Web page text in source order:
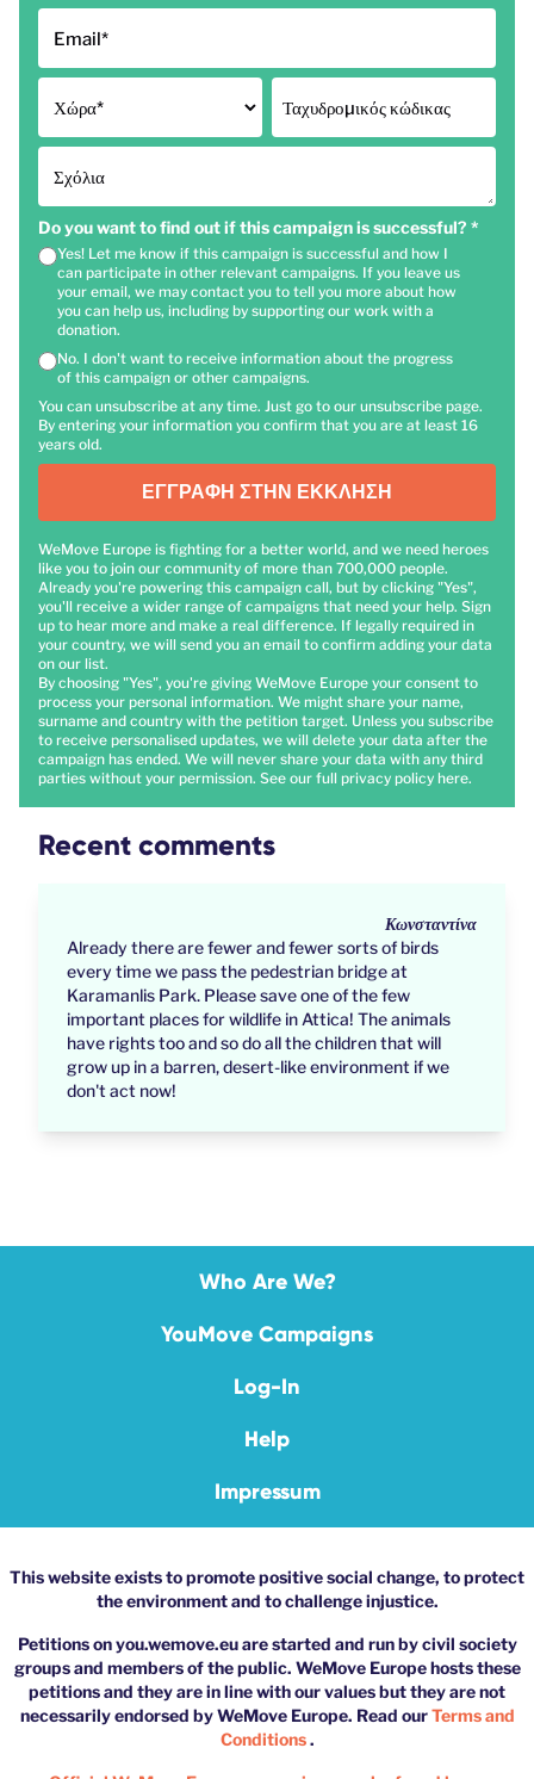
Email*
Χώρα* Ταχυδρομικός κώδικας
Σχόλια
Do you want to find out if this campaign is successful? *
Yes! Let me know if this campaign is successful and how I
can participate in other relevant campaigns. If you leave us
your email, we may contact you to tell you more about how
you can help us, including by supporting our work with a
donation.
No. I don't want to receive information about the progress
of this campaign or other campaigns.
You can unsubscribe at any time. Just go to our unsubscribe page.
By entering your information you confirm that you are at least 16
years old.
ΕΓΓΡΑΦΉ ΣΤΗΝ ΈΚΚΛΗΣΗ
WeMove Europe is fighting for a better world, and we need heroes
like you to join our community of more than 700,000 people.
Already you're powering this campaign call, but by clicking "Yes",
you'll receive a wider range of campaigns that need your help. Sign
up to hear more and make a real difference. If legally required in
your country, we will send you an email to confirm adding your data
on our list.
By choosing "Yes", you're giving WeMove Europe your consent to
process your personal information. We might share your name,
surname and country with the petition target. Unless you subscribe
to receive personalised updates, we will delete your data after the
campaign has ended. We will never share your data with any third
parties without your permission. See our full privacy policy here.
Recent comments
Κωνσταντίνα
Already there are fewer and fewer sorts of birds
every time we pass the pedestrian bridge at
Karamanlis Park. Please save one of the few
important places for wildlife in Attica! The animals
have rights too and so do all the children that will
grow up in a barren, desert-like environment if we
don't act now!
Who Are We?
YouMove Campaigns
Log-In
Help
Impressum
This website exists to promote positive social change, to protect
the environment and to challenge injustice.
Petitions on you.wemove.eu are started and run by civil society
groups and members of the public. WeMove Europe hosts these
petitions and they are in line with our values but they are not
necessarily endorsed by WeMove Europe. Read ourTerms and
Conditions.